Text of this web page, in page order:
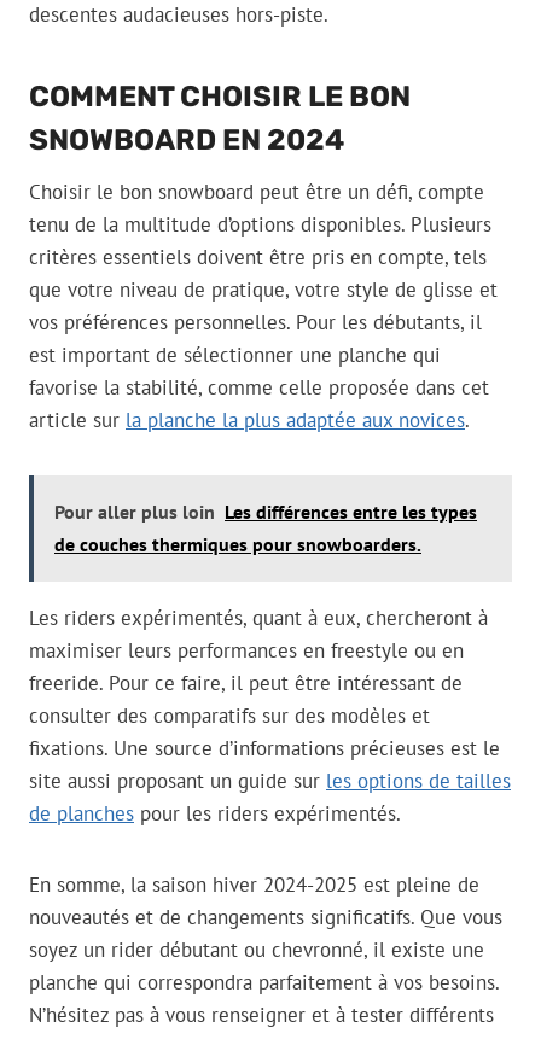
descentes audacieuses hors-piste.
COMMENT CHOISIR LE BON
SNOWBOARD EN 2024
Choisir le bon snowboard peut être un défi, compte
tenu de la multitude d’options disponibles. Plusieurs
critères essentiels doivent être pris en compte, tels
que votre niveau de pratique, votre style de glisse et
vos préférences personnelles. Pour les débutants, il
est important de sélectionner une planche qui
favorise la stabilité, comme celle proposée dans cet
article sur la planche la plus adaptée aux novices.
Pour aller plus loin Les différences entre les types
de couches thermiques pour snowboarders.
Les riders expérimentés, quant à eux, chercheront à
maximiser leurs performances en freestyle ou en
freeride. Pour ce faire, il peut être intéressant de
consulter des comparatifs sur des modèles et
fixations. Une source d’informations précieuses est le
site aussi proposant un guide sur les options de tailles
de planches pour les riders expérimentés.
En somme, la saison hiver 2024-2025 est pleine de
nouveautés et de changements significatifs. Que vous
soyez un rider débutant ou chevronné, il existe une
planche qui correspondra parfaitement à vos besoins.
N’hésitez pas à vous renseigner et à tester différents